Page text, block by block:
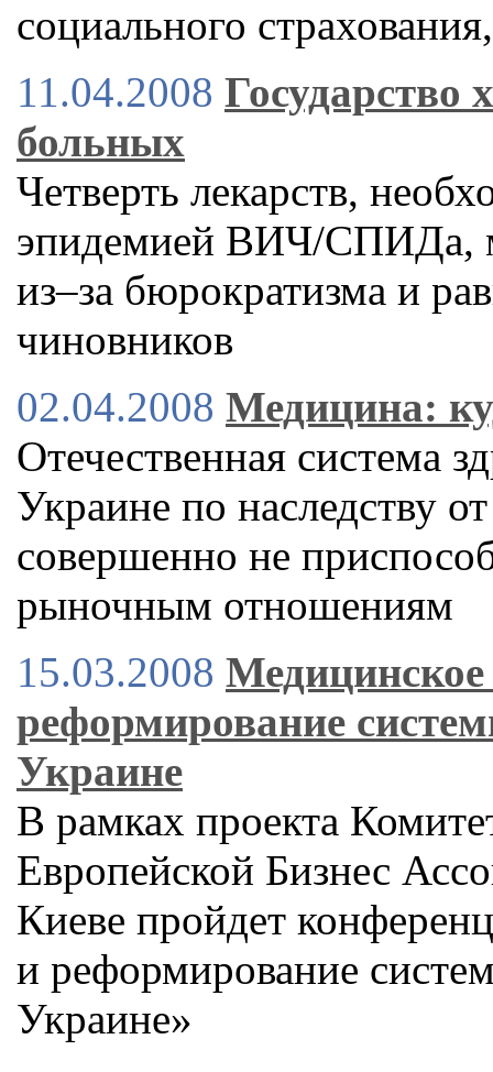
социального
11.04.2008 Государство
больных
Четверть лекарств,
эпидемией ВИЧ/СПИДа,
из–за бюрократизма и
чиновников
02.04.2008 Медицина:
Отечественная система
Украине по наследству
совершенно не
рыночным отношениям
15.03.2008 Медицинское
реформирование
Украине
В рамках проекта
Европейской Бизнес
Киеве пройдет
и реформирование
Украине»